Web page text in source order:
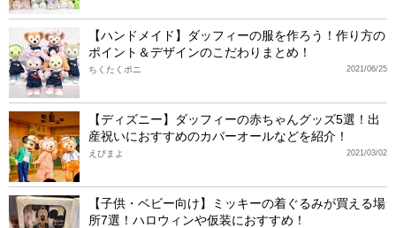
【ハンドメイド】ダッフィーの服を作ろう！作り方の
ポイント＆デザインのこだわりまとめ！
2021/06/25
ちくたくポニ
【ディズニー】ダッフィーの赤ちゃんグッズ5選！出
産祝いにおすすめのカバーオールなどを紹介！
2021/03/02
えびまよ
【子供・ベビー向け】ミッキーの着ぐるみが買える場
所7選！ハロウィンや仮装におすすめ！